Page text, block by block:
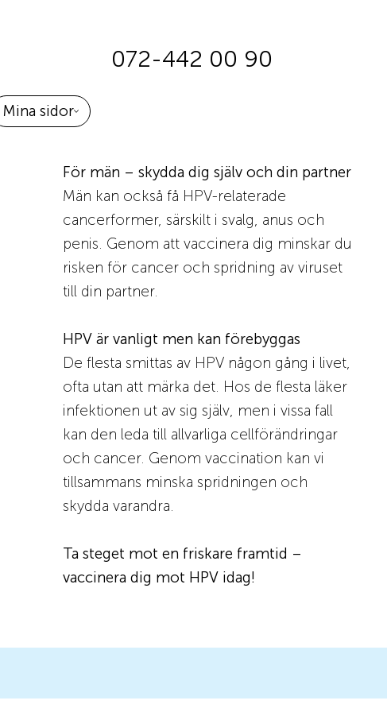
Mina sidor
072-442 00 90
För män – skydda dig själv och din partner
Män kan också få HPV-relaterade
cancerformer, särskilt i svalg, anus och
penis. Genom att vaccinera dig minskar du
risken för cancer och spridning av viruset
till din partner.
HPV är vanligt men kan förebyggas
De flesta smittas av HPV någon gång i livet,
ofta utan att märka det. Hos de flesta läker
infektionen ut av sig själv, men i vissa fall
kan den leda till allvarliga cellförändringar
och cancer. Genom vaccination kan vi
tillsammans minska spridningen och
skydda varandra.
Ta steget mot en friskare framtid –
vaccinera dig mot HPV idag!